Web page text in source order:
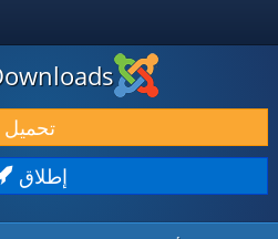
حمل & ومدد
اكتشف & تعلم
تحميل
إطلاق